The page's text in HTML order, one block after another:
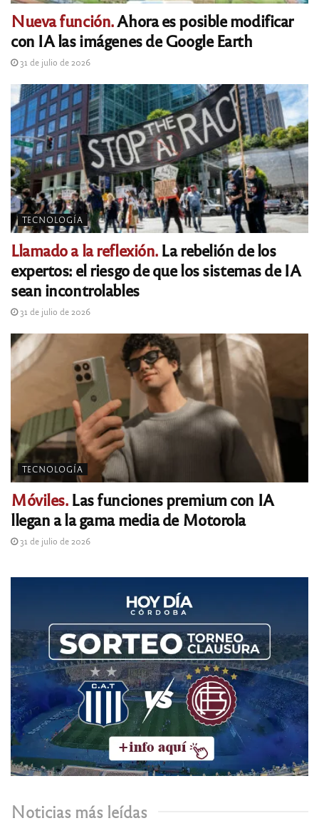
Nueva función.Ahora es posible modificar
con IA las imágenes de Google Earth
31 de julio de 2026
TECNOLOGÍA
Llamado a la reflexión.La rebelión de los
expertos: el riesgo de que los sistemas de IA
sean incontrolables
31 de julio de 2026
TECNOLOGÍA
Móviles.Las funciones premium con IA
llegan a la gama media de Motorola
31 de julio de 2026
Noticias más leídas